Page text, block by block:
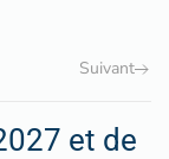
Suivant
et de